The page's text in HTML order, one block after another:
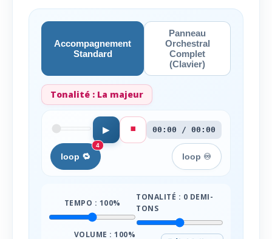
Accompagnement
Standard
Panneau
Orchestral
Complet
(Clavier)
Tonalité : La majeur
▶ ⏹️ 00:00 / 00:00
loop 🔁
4
loop ♾️
TEMPO : 100%
TONALITÉ : 0 DEMI-
TONS
VOLUME :100%